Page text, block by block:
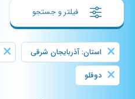
× استان: آذربایجان شرقی ×
× دوقلو